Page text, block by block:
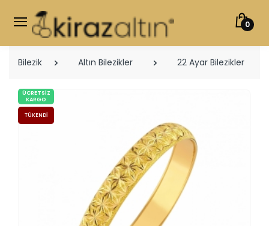
0
Bilezik Altın Bilezikler 22 Ayar Bilezikler
ÜCRETSIZ
KARGO
TÜKENDI